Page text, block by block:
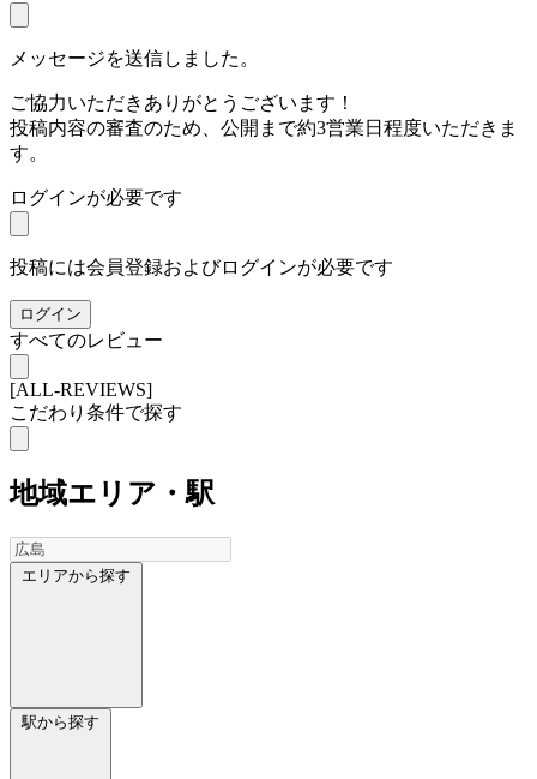
メッセージを送信しました。
ご協力いただきありがとうございます！
投稿内容の審査のため、公開まで約3営業日程度いただきま
す。
ログインが必要です
投稿には会員登録およびログインが必要です
ログイン
すべてのレビュー
[ALL-REVIEWS]
こだわり条件で探す
地域エリア・駅
エリアから探す
駅から探す